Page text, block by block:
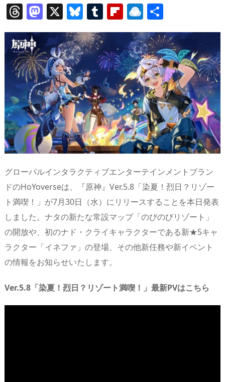
T
h
re
a
d
s
M
a
st
o
d
o
n
X Bl
u
e
sk
y
T
u
m
bl
r
Fl
ip
b
o
ar
d
R
ai
n
d
ro
p.
io
有
グローバルインタラクティブエンターテインメントブラン
ドのHoYoverseは、『原神』Ver.5.8「染夏！烈日？リゾー
ト満喫！」が7月30日（水）にリリースすることを本日発表
しました。ナタの新たな常設マップ「のびのびリゾート」
の開放や、初のナド・クライキャラクターである新★5キャ
ラクター「イネファ」の登場、その他新任務や新イベント
の情報をお知らせいたします。
Ver.5.8「染夏！烈日？リゾート満喫！」最新PVはこちら